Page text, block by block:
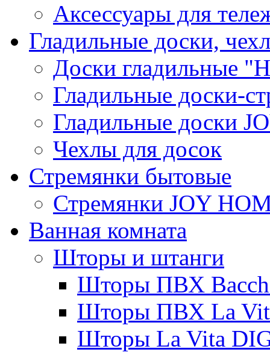
Аксессуары для
Гладильные доски,
Доски гладильные
Гладильные доски-
Гладильные доски
Чехлы для досок
Стремянки бытовые
Стремянки JOY
Ванная комната
Шторы и штанги
Шторы ПВХ
Шторы ПВХ La
Шторы La Vita